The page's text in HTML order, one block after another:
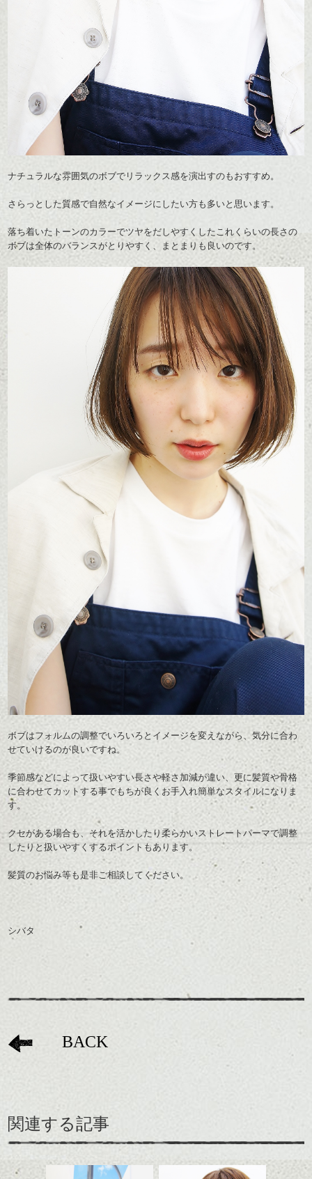
ナチュラルな雰囲気のボブでリラックス感を演出すのもおすすめ。
さらっとした質感で自然なイメージにしたい方も多いと思います。
落ち着いたトーンのカラーでツヤをだしやすくしたこれくらいの長さの
ボブは全体のバランスがとりやすく、まとまりも良いのです。
ボブはフォルムの調整でいろいろとイメージを変えながら、気分に合わ
せていけるのが良いですね。
季節感などによって扱いやすい長さや軽さ加減が違い、更に髪質や骨格
に合わせてカットする事でもちが良く お手入れ簡単なスタイルになりま
す。
クセがある場合も、それを活かしたり柔らかいストレートパーマで調整
したりと扱いやすくするポイントもあります。
髪質のお悩み等も是非ご相談してください。
シバタ
BACK
関連する記事